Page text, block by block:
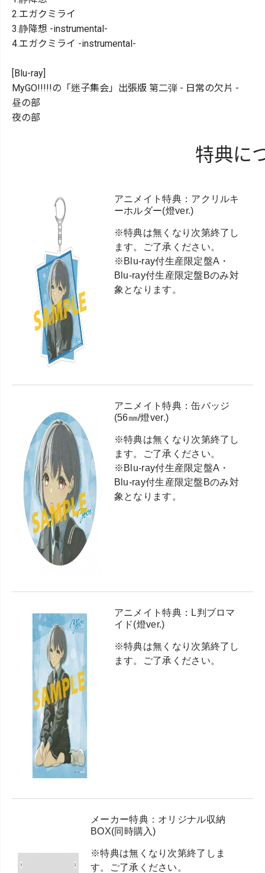
2.エガクミライ
3.静降想 -instrumental-
4.エガクミライ -instrumental-
[Blu-ray]
MyGO!!!!!の「迷子集会」出張版 第二弾 - 日常の欠片 -
昼の部
夜の部
特典に
アニメイト特典：アクリルキ
ーホルダー(燈ver.)
※特典は無くなり次第終了し
ます。ご了承ください。
※Blu-ray付生産限定盤A・
Blu-ray付生産限定盤Bのみ対
象となります。
アニメイト特典：缶バッジ
(56㎜/燈ver.)
※特典は無くなり次第終了し
ます。ご了承ください。
※Blu-ray付生産限定盤A・
Blu-ray付生産限定盤Bのみ対
象となります。
アニメイト特典：L判ブロマ
イド(燈ver.)
※特典は無くなり次第終了し
ます。ご了承ください。
メーカー特典：オリジナル収納
BOX(同時購入)
※特典は無くなり次第終了しま
す。ご了承ください。